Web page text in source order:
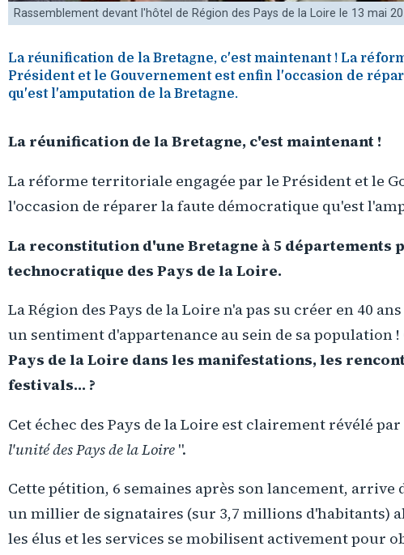
Rassemblement devant l'hôtel de Région des Pays de la Loire le 13 mai
La réunification de la Bretagne, c'est maintenant ! La
Président et le Gouvernement est enfin l'occasion de
qu'est l'amputation de la Bretagne.
La réunification de la Bretagne, c'est maintenant !
La réforme territoriale engagée par le Président et le
l'occasion de réparer la faute démocratique qu'est
La reconstitution d'une Bretagne à 5 départements
technocratique des Pays de la Loire.
La Région des Pays de la Loire n'a pas su créer en 40
un sentiment d'appartenance au sein de sa population !
Pays de la Loire dans les manifestations, les
festivals... ?
Cet échec des Pays de la Loire est clairement révélé
l'unité des Pays de la Loire ".
Cette pétition, 6 semaines après son lancement,
un millier de signataires (sur 3,7 millions d'habitants)
les élus et les services se mobilisent activement pour